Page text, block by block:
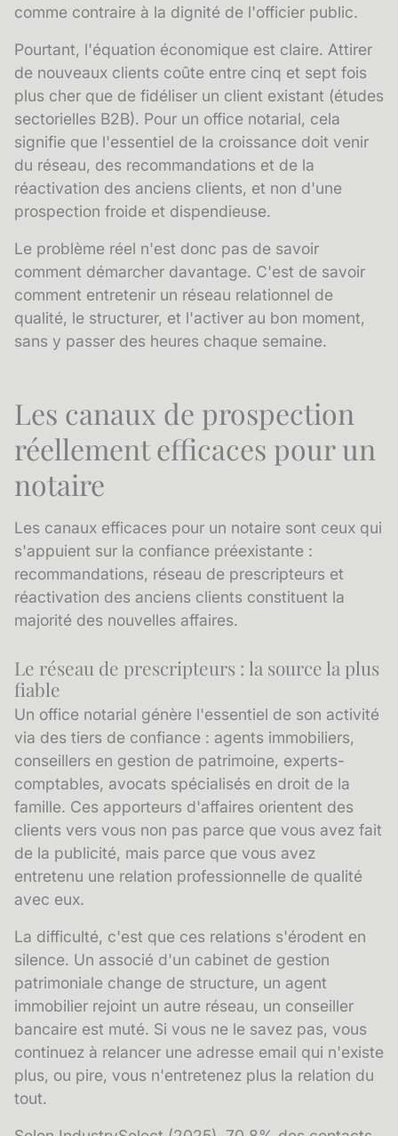
comme contraire à la dignité de l'officier public.
Pourtant, l'équation économique est claire. Attirer
de nouveaux clients coûte entre cinq et sept fois
plus cher que de fidéliser un client existant (études
sectorielles B2B). Pour un office notarial, cela
signifie que l'essentiel de la croissance doit venir
du réseau, des recommandations et de la
réactivation des anciens clients, et non d'une
prospection froide et dispendieuse.
Le problème réel n'est donc pas de savoir
comment démarcher davantage. C'est de savoir
comment entretenir un réseau relationnel de
qualité, le structurer, et l'activer au bon moment,
sans y passer des heures chaque semaine.
Les canaux de prospection
réellement efficaces pour un
notaire
Les canaux efficaces pour un notaire sont ceux qui
s'appuient sur la confiance préexistante :
recommandations, réseau de prescripteurs et
réactivation des anciens clients constituent la
majorité des nouvelles affaires.
Le réseau de prescripteurs : la source la plus
fiable
Un office notarial génère l'essentiel de son activité
via des tiers de confiance : agents immobiliers,
conseillers en gestion de patrimoine, experts-
comptables, avocats spécialisés en droit de la
famille. Ces apporteurs d'affaires orientent des
clients vers vous non pas parce que vous avez fait
de la publicité, mais parce que vous avez
entretenu une relation professionnelle de qualité
avec eux.
La difficulté, c'est que ces relations s'érodent en
silence. Un associé d'un cabinet de gestion
patrimoniale change de structure, un agent
immobilier rejoint un autre réseau, un conseiller
bancaire est muté. Si vous ne le savez pas, vous
continuez à relancer une adresse email qui n'existe
plus, ou pire, vous n'entretenez plus la relation du
tout.